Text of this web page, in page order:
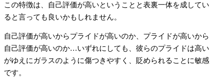
この特徴は、自己評価が高いということと表裏一体を成してい
ると言っても良いかもしれません。
自己評価が高いからプライドが高いのか、プライドが高いから
自己評価が高いのか…いずれにしても、彼らのプライドは高い
がゆえにガラスのように傷つきやすく、貶められることに敏感
です。